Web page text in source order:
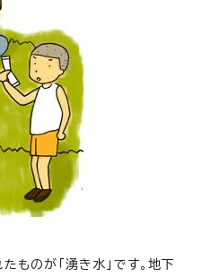
ものが「湧き水」です。地下